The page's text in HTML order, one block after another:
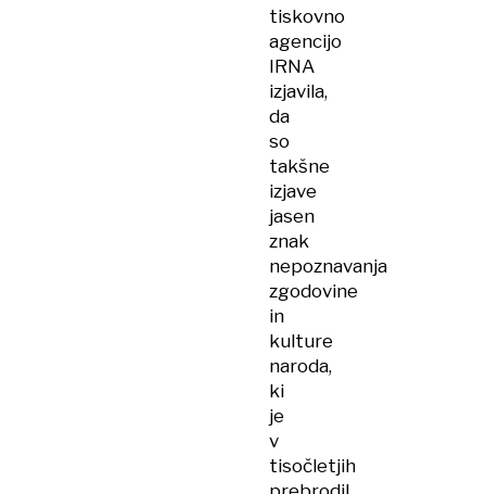
tiskovno
agencijo
IRNA
izjavila,
da
so
takšne
izjave
jasen
znak
nepoznavanja
zgodovine
in
kulture
naroda,
ki
je
v
tisočletjih